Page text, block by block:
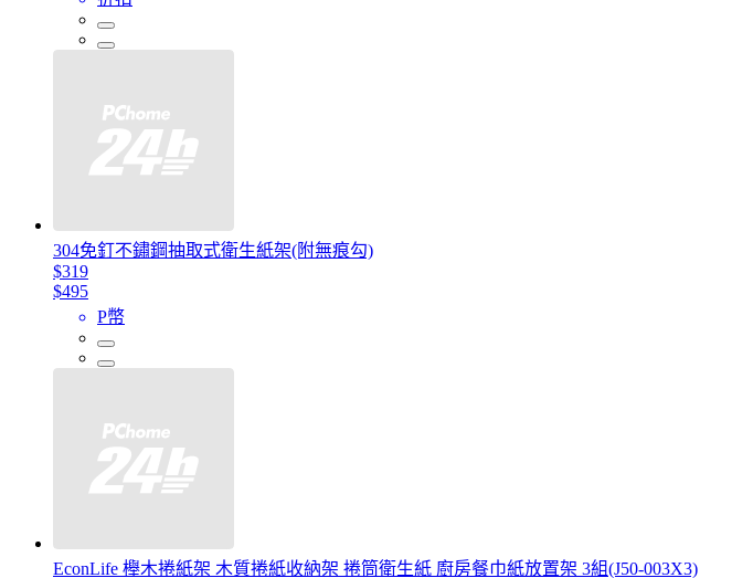
304免釘不鏽鋼抽取式衛生紙架(附無痕勾)
$319
$495
P幣
EconLife 櫸木捲紙架 木質捲紙收納架 捲筒衛生紙 廚房餐巾紙放置架 3組(J50-003X3)